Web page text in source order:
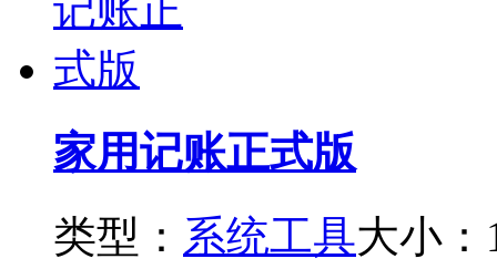
家用记账正式版
类型： 系统工具大小：